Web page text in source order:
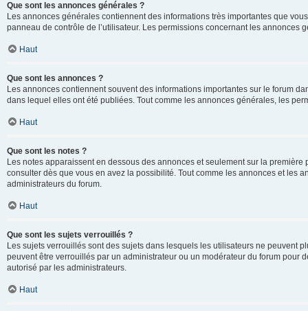
Que sont les annonces générales ?
Les annonces générales contiennent des informations très importantes que
panneau de contrôle de l’utilisateur. Les permissions concernant les annonces
Haut
Que sont les annonces ?
Les annonces contiennent souvent des informations importantes sur le forum
dans lequel elles ont été publiées. Tout comme les annonces générales, les
Haut
Que sont les notes ?
Les notes apparaissent en dessous des annonces et seulement sur la
consulter dès que vous en avez la possibilité. Tout comme les annonces et les
administrateurs du forum.
Haut
Que sont les sujets verrouillés ?
Les sujets verrouillés sont des sujets dans lesquels les utilisateurs ne peuvent
peuvent être verrouillés par un administrateur ou un modérateur du forum pour
autorisé par les administrateurs.
Haut